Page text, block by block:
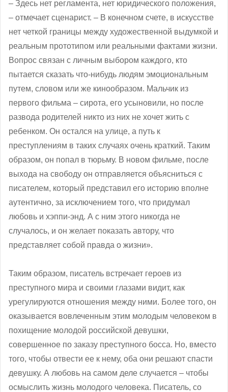
‒ Здесь нет регламента, нет юридического положения,
– отмечает сценарист. – В конечном счете, в искусстве
нет четкой границы между художественной выдумкой и
реальным прототипом или реальными фактами жизни.
Вопрос связан с личным выбором каждого, кто
пытается сказать что-нибудь людям эмоциональным
путем, словом или же кинообразом. Мальчик из
первого фильма – сирота, его усыновили, но после
развода родителей никто из них не хочет жить с
ребенком. Он остался на улице, а путь к
преступлениям в таких случаях очень краткий. Таким
образом, он попал в тюрьму. В новом фильме, после
выхода на свободу он отправляется объясниться с
писателем, который представил его историю вполне
аутентично, за исключением того, что придумал
любовь и хэппи-энд. А с ним этого никогда не
случалось, и он желает показать автору, что
представляет собой правда о жизни».
Таким образом, писатель встречает героев из
преступного мира и своими глазами видит, как
урегулируются отношения между ними. Более того, он
оказывается вовлеченным этим молодым человеком в
похищение молодой российской девушки,
совершенное по заказу преступного босса. Но, вместо
того, чтобы отвести ее к нему, оба они решают спасти
девушку. А любовь на самом деле случается – чтобы
осмыслить жизнь молодого человека. Писатель, со